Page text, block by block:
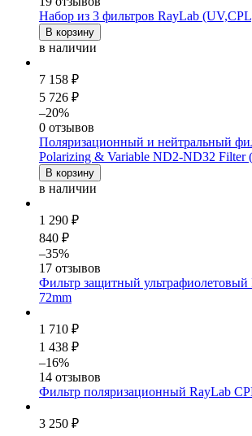
Набор из 3 фильтров RayLab
В корзину
в наличии
7 158 ₽
5 726 ₽
–20%
0 отзывов
Поляризационный и нейтральный
Polarizing & Variable ND2-ND32 Filter
В корзину
в наличии
1 290 ₽
840 ₽
–35%
17 отзывов
Фильтр защитный
72mm
1 710 ₽
1 438 ₽
–16%
14 отзывов
Фильтр поляризационный RayLab
3 250 ₽